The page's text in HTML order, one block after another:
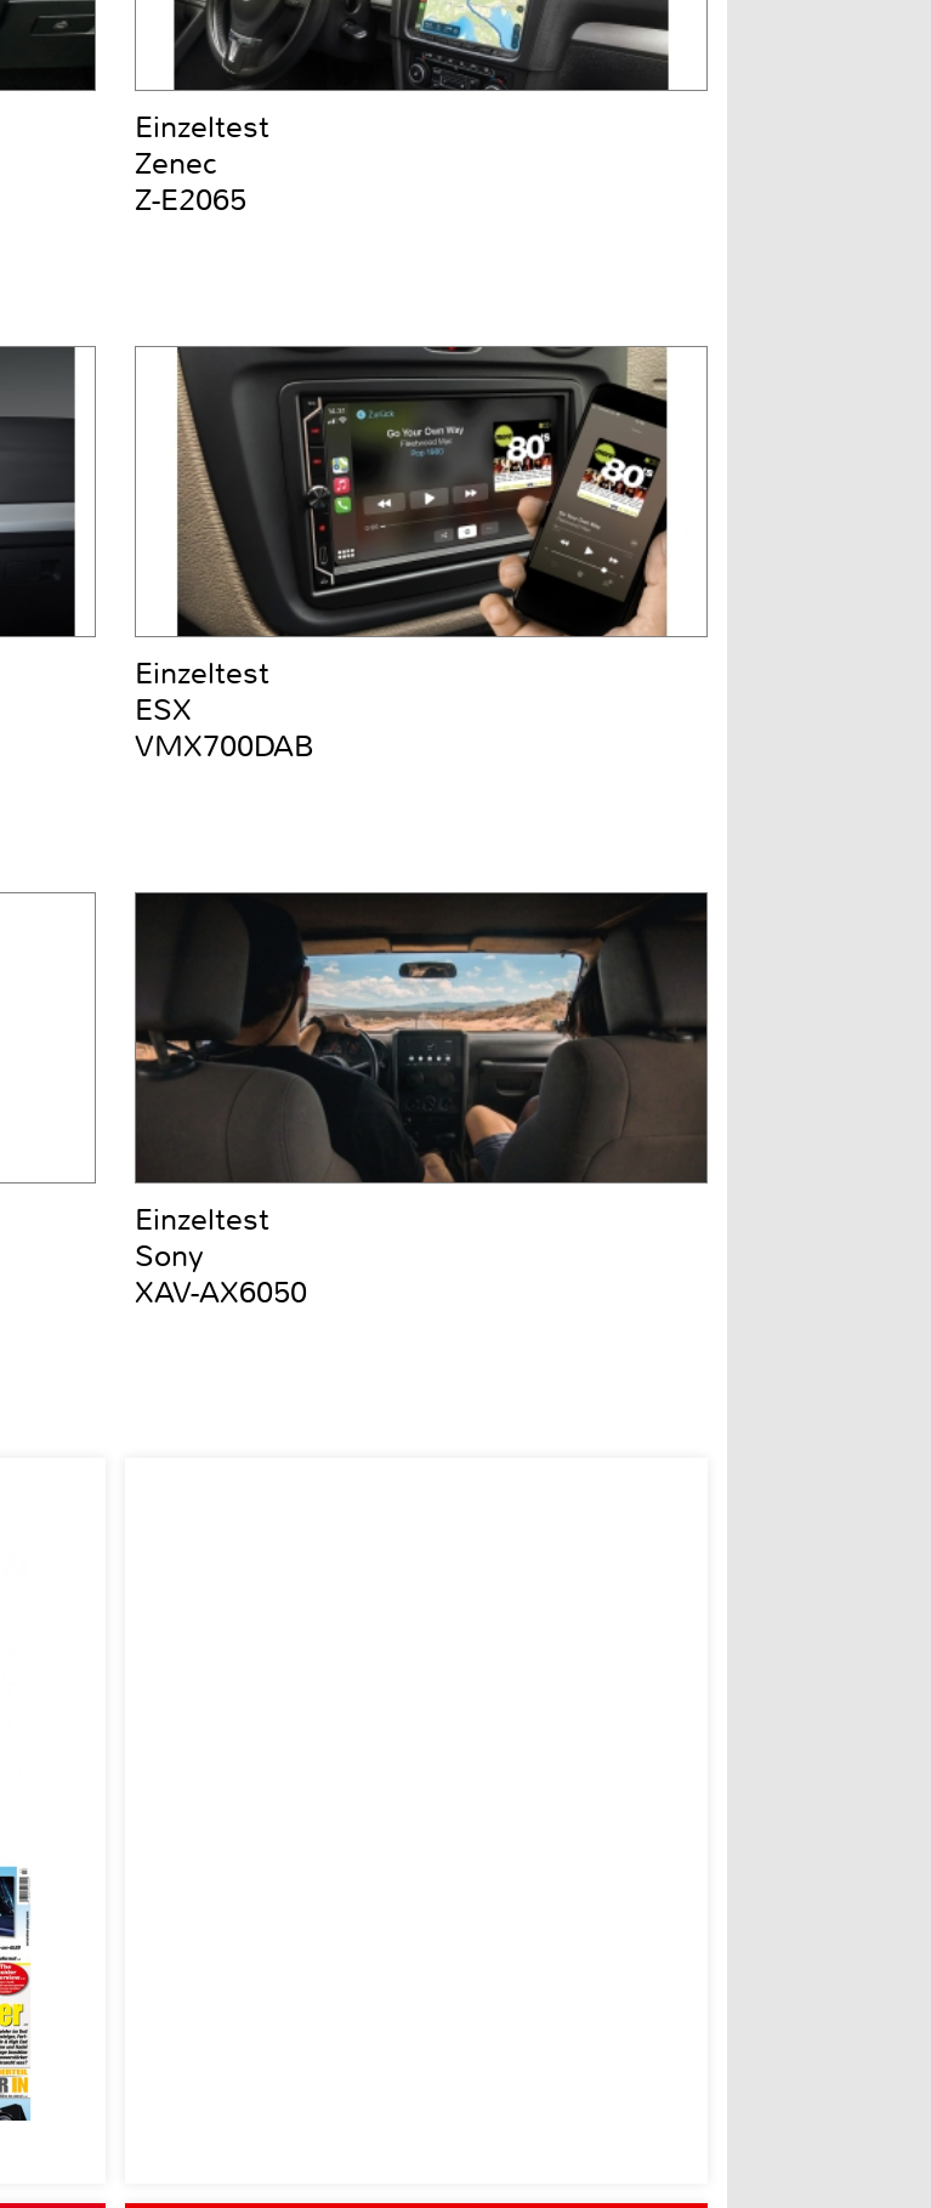
Einzeltest
Zenec
Z-E2065
Einzeltest
ESX
VMX700DAB
Einzeltest
Sony
XAV-AX6050